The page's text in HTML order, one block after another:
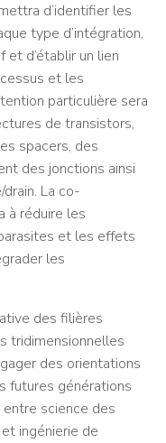
d’identifier les
type d’intégration,
d’établir un lien
et les
particulière sera
de transistors,
spacers, des
des jonctions ainsi
La co-
à réduire les
et les effets
les
des filières
tridimensionnelles
des orientations
futures générations
entre science des
ingénierie de